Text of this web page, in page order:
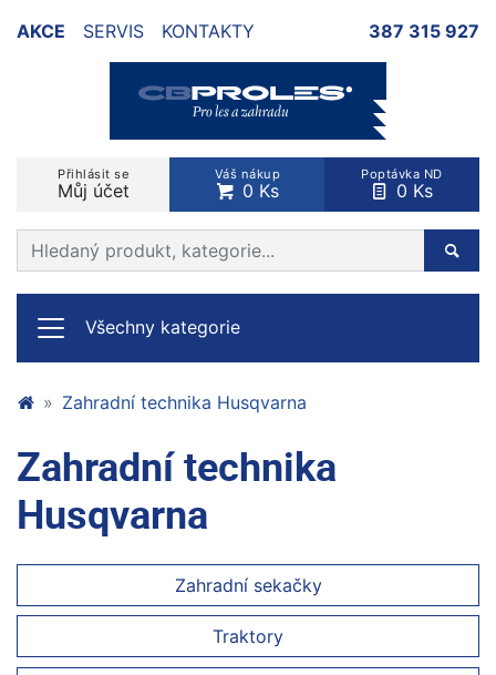
AKCE SERVIS KONTAKTY 387 315 927
Přihlásit se
Můj účet
Váš nákup
0 Ks
Poptávka ND
0 Ks
Prohledat web
Všechny kategorie
Zahradní technika Husqvarna
Zahradní technika
Husqvarna
Zahradní sekačky
Traktory